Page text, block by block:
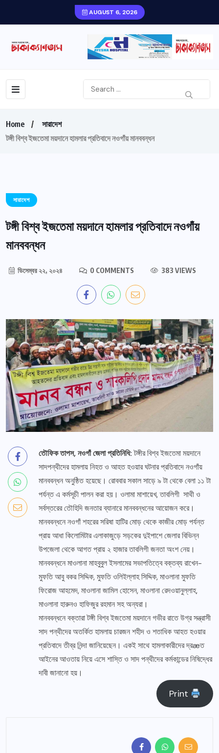
AUGUST 6, 2026
Home
সারাদেশ
টঙ্গী বিশ্ব ইজতেমা ময়দানে হামলার প্রতিবাদে নওগাঁয় মানববন্ধন
সারাদেশ
টঙ্গী বিশ্ব ইজতেমা ময়দানে হামলার প্রতিবাদে নওগাঁয়
মানববন্ধন
ডিসেম্বর ২২, ২০২৪ 0 COMMENTS 383 VIEWS
তৌফিক তাপস, নওগাঁ জেলা প্রতিনিধি:টঙ্গীর বিশ্ব ইজতেমা ময়দানে
সাদপন্থীদের হামলায় নিহত ও আহত হওয়ার ঘটনার প্রতিবাদে নওগাঁয়
মানববন্ধন অনুষ্ঠিত হয়েছে। রোববার সকাল সাড়ে ৯ টা থেকে বেলা ১১ টা
পর্যন্ত এ কর্মসূচী পালন করা হয়। ওলামা মাশায়েখ, তাবলিগী সাথী ও
সর্বস্তরের তৌহিদি জনতার ব্যানারে মানববন্ধনের আয়োজন করে।
মানববন্ধনে নওগাঁ শহরের সরিষা হাটির মোড় থেকে কাজীর মোড় পর্যন্ত
প্রায় আধা কিলোমিটার এলাকাজুড়ে সড়কের দুইপাশে জেলার বিভিন্ন
উপজেলা থেকে আগত প্রায় ২ হাজার তাবলিগী জনতা অংশ নেয়।
মানববন্ধনে মাওলানা মাহবুবুল ইসলামের সভাপতিত্বে বক্তব্য রাখেন-
মুফতি আবু বকর সিদ্দিক, মুফতি ওলিইল্লাহ সিদ্দিক, মাওলানা মুফতি
ফিরোজ আহমেদ, মাওলানা জামিল হোসেন, মাওলানা রেদওয়ানুল্লাহ,
মাওলানা হারুনও হাফিজুর রহমান সহ অন্যরা।
মানববন্ধনে বক্তারা টঙ্গী বিশ্ব ইজতেমা ময়দানে গভীর রাতে উগ্র সন্ত্রাসী
সাদ পন্থীদের অতর্কিত হামলায় চারজন শহীদ ও শতাধিক আহত হওয়ার
প্রতিবাদে তীব্র নিন্দা জানিয়েছেন। একই সাথে হামলাকারীদের দ্রæত
আইনের আওতায় নিয়ে এসে শাস্তি ও সাদ পন্থীদের কর্মকান্ডের নিষিদ্ধের
দাবী জানানো হয়।
Print